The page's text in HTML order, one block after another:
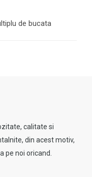
de bucata
calitate si
din acest motiv,
pe noi oricand.